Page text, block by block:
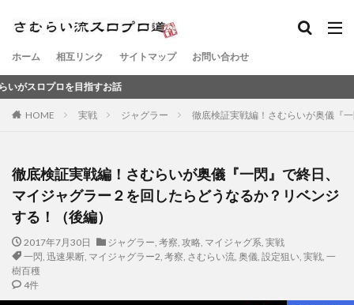
ホーム 相互リンク サイトマップ お問い合わせ
目指すお話
HOME 実戦 ジャグラー 徹底検証実戦編！さむらいが奥儀『
徹底検証実戦編！さむらいが奥儀『一閃』で終日、
マイジャグラー２を回したらどうなるか？リベンジ
する！（後編）
2017年7月30日 ジャグラー, 考察, 攻略, マイジャグ系, 実戦
一閃, 迅速果断, マイジャグラー2, 考察, さむらい流, 奥儀, 設定狙い, 実戦, 一
樹百穫
4件